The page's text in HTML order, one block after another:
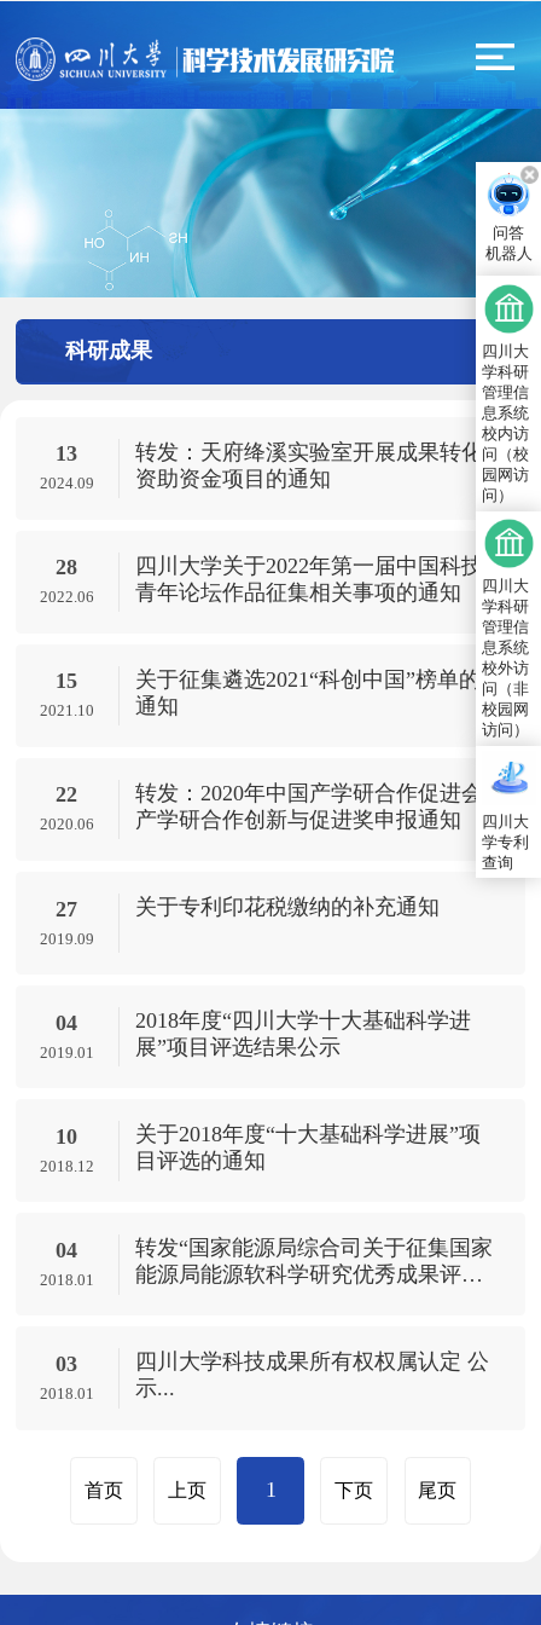
科研成果
13
2024.09
转发：天府绛溪实验室开展成果转化
资助资金项目的通知
28
2022.06
四川大学关于2022年第一届中国科技
青年论坛作品征集相关事项的通知
15
2021.10
关于征集遴选2021“科创中国”榜单的
通知
22
2020.06
转发：2020年中国产学研合作促进会
产学研合作创新与促进奖申报通知
27
2019.09
关于专利印花税缴纳的补充通知
04
2019.01
2018年度“四川大学十大基础科学进
展”项目评选结果公示
10
2018.12
关于2018年度“十大基础科学进展”项
目评选的通知
04
2018.01
转发“国家能源局综合司关于征集国家
能源局能源软科学研究优秀成果评审
03
2018.01
四川大学科技成果所有权权属认定 公
示...
首页 上页 1 下页 尾页
问答
机器人
四川大
学科研
管理信
息系统
校内访
问（校
园网访
问）
四川大
学科研
管理信
息系统
校外访
问（非
校园网
访问）
四川大
学专利
查询